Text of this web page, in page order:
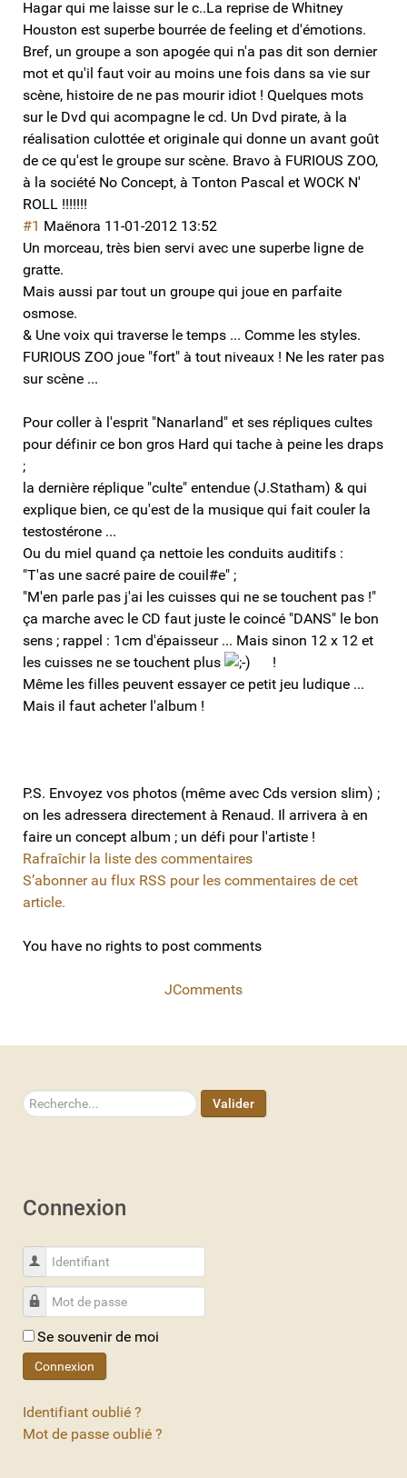
Hagar qui me laisse sur le c..La reprise de Whitney
Houston est superbe bourrée de feeling et d'émotions.
Bref, un groupe a son apogée qui n'a pas dit son dernier
mot et qu'il faut voir au moins une fois dans sa vie sur
scène, histoire de ne pas mourir idiot ! Quelques mots
sur le Dvd qui acompagne le cd. Un Dvd pirate, à la
réalisation culottée et originale qui donne un avant goût
de ce qu'est le groupe sur scène. Bravo à FURIOUS ZOO,
à la société No Concept, à Tonton Pascal et WOCK N'
ROLL !!!!!!!
#1 Maënora 11-01-2012 13:52
Un morceau, très bien servi avec une superbe ligne de
gratte.
Mais aussi par tout un groupe qui joue en parfaite
osmose.
& Une voix qui traverse le temps ... Comme les styles.
FURIOUS ZOO joue "fort" à tout niveaux ! Ne les rater pas
sur scène ...
Pour coller à l'esprit "Nanarland" et ses répliques cultes
pour définir ce bon gros Hard qui tache à peine les draps
;
la dernière réplique "culte" entendue (J.Statham) & qui
explique bien, ce qu'est de la musique qui fait couler la
testostérone ...
Ou du miel quand ça nettoie les conduits auditifs :
"T'as une sacré paire de couil#e" ;
"M'en parle pas j'ai les cuisses qui ne se touchent pas !"
ça marche avec le CD faut juste le coincé "DANS" le bon
sens ; rappel : 1cm d'épaisseur ... Mais sinon 12 x 12 et
les cuisses ne se touchent plus
!
Même les filles peuvent essayer ce petit jeu ludique ...
Mais il faut acheter l'album !
P.S. Envoyez vos photos (même avec Cds version slim) ;
on les adressera directement à Renaud. Il arrivera à en
faire un concept album ; un défi pour l'artiste !
Rafraîchir la liste des commentaires
S’abonner au flux RSS pour les commentaires de cet
article.
You have no rights to post comments
JComments
Rechercher Valider
Connexion
Identifiant
Mot de passe
Se souvenir de moi
Connexion
Identifiant oublié ?
Mot de passe oublié ?